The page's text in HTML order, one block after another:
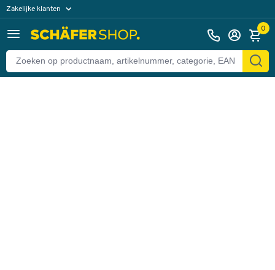
Zakelijke klanten
Particuliere klanten 0
Terug